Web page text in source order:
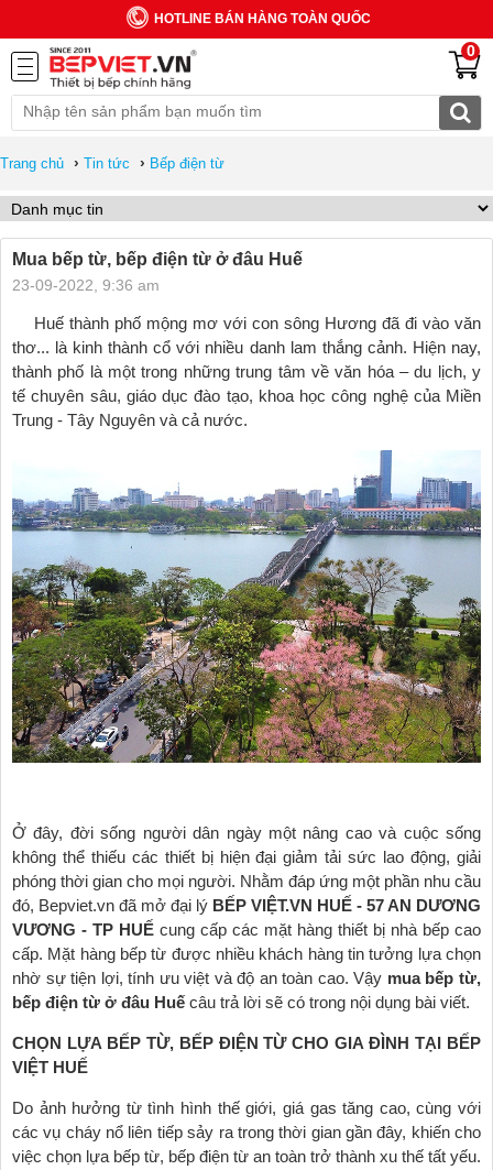
HOTLINE BÁN HÀNG TOÀN QUỐC
0
Trang chủ › Tin tức › Bếp điện từ
Mua bếp từ, bếp điện từ ở đâu Huế
23-09-2022, 9:36 am
Huế thành phố mộng mơ với con sông Hương đã đi vào văn
thơ... là kinh thành cổ với nhiều danh lam thắng cảnh. Hiện nay,
thành phố là một trong những trung tâm về văn hóa – du lịch, y
tế chuyên sâu, giáo dục đào tạo, khoa học công nghệ của Miền
Trung - Tây Nguyên và cả nước.
Ở đây, đời sống người dân ngày một nâng cao và cuộc sống
không thể thiếu các thiết bị hiện đại giảm tải sức lao động, giải
phóng thời gian cho mọi người. Nhằm đáp ứng một phần nhu cầu
đó, Bepviet.vn đã mở đại lý BẾP VIỆT.VN HUẾ - 57 AN DƯƠNG
VƯƠNG - TP HUẾ cung cấp các mặt hàng thiết bị nhà bếp cao
cấp. Mặt hàng bếp từ được nhiều khách hàng tin tưởng lựa chọn
nhờ sự tiện lợi, tính ưu việt và độ an toàn cao. Vậy mua bếp từ,
bếp điện từ ở đâu Huế câu trả lời sẽ có trong nội dụng bài viết.
CHỌN LỰA BẾP TỪ, BẾP ĐIỆN TỪ CHO GIA ĐÌNH TẠI BẾP
VIỆT HUẾ
Do ảnh hưởng từ tình hình thế giới, giá gas tăng cao, cùng với
các vụ cháy nổ liên tiếp sảy ra trong thời gian gần đây, khiến cho
việc chọn lựa bếp từ, bếp điện từ an toàn trở thành xu thế tất yếu.